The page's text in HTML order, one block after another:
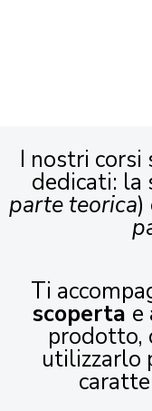
I nostri corsi
dedicati: la
parte teorica)
Ti
scoperta e
prodotto,
utilizzarlo